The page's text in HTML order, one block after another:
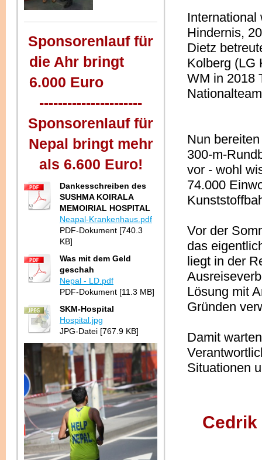
Sponsorenlauf für
die Ahr bringt
6.000 Euro
----------------------
Sponsorenlauf für
Nepal bringt mehr
als 6.600 Euro!
Dankesschreiben des
SUSHMA KOIRALA
MEMOIRIAL HOSPITAL
Neapal-Krankenhaus.pdf
PDF-Dokument [740.3
KB]
Was mit dem Geld
geschah
Nepal - LD.pdf
PDF-Dokument [11.3 MB]
SKM-Hospital
Hospital.jpg
JPG-Datei [767.9 KB]
International
Hindernis,
Dietz
Kolberg (LG
WM in 2018
Nun
300-m-
vor - wohl
74.000
Vor der
das
liegt in der
Lösung mit
Gründen
Damit
Situationen
Cedrik